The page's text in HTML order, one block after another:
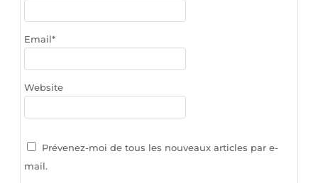
Email*
Website
Prévenez-moi de tous les nouveaux articles par e-
mail.